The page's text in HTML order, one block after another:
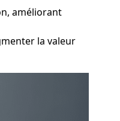
améliorant
la valeur